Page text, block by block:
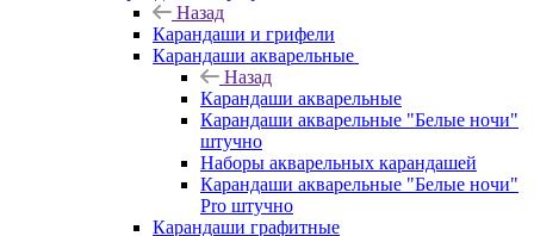
Назад
Карандаши и грифели
Карандаши акварельные
Назад
Карандаши акварельные
Карандаши акварельные "Белые ночи"
штучно
Наборы акварельных карандашей
Карандаши акварельные "Белые ночи"
Pro штучно
Карандаши графитные